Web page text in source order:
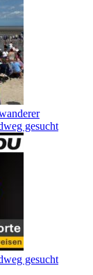
gesucht
gesucht